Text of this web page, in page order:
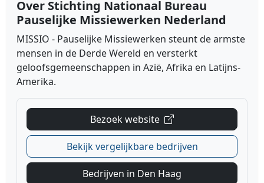
Over Stichting Nationaal Bureau
Pauselijke Missiewerken Nederland
MISSIO - Pauselijke Missiewerken steunt de armste
mensen in de Derde Wereld en versterkt
geloofsgemeenschappen in Azië, Afrika en Latijns-
Amerika.
Bezoek website
Bekijk vergelijkbare bedrijven
Bedrijven in Den Haag